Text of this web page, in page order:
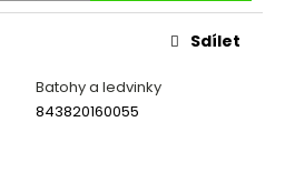
Batohy a ledvinky
843820160055
Sdílet